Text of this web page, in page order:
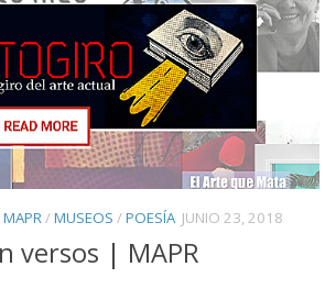
/MUSEOS /POESÍA JUNIO 23, 2018
versos | MAPR